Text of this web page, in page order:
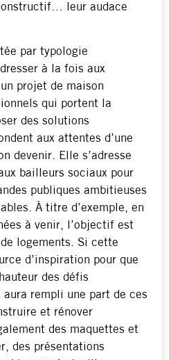
leur audace
par typologie
à la fois aux
projet de maison
qui portent la
des solutions
aux attentes d’une
devenir. Elle s’adresse
bailleurs sociaux pour
publiques ambitieuses
À titre d’exemple, en
à venir, l’objectif est
logements. Si cette
d’inspiration pour que
des défis
rempli une part de ces
et rénover
des maquettes et
des présentations